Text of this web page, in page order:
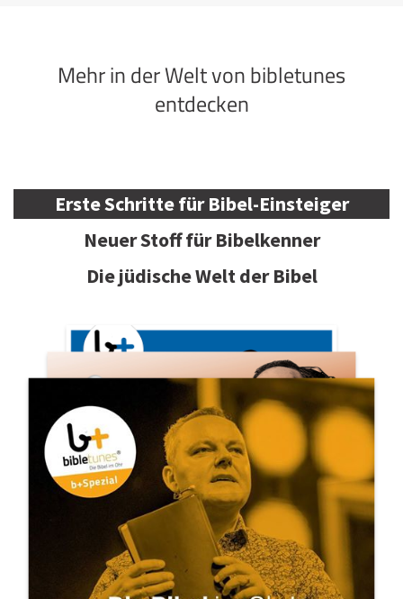
Mehr in der Welt von bibletunes
entdecken
Erste Schritte für Bibel-Einsteiger
Neuer Stoff für Bibelkenner
Die jüdische Welt der Bibel